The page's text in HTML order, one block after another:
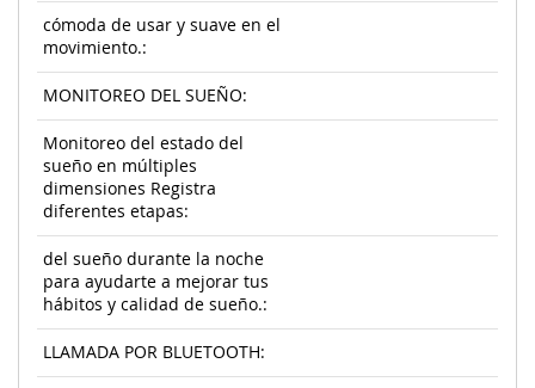
cómoda de usar y suave en el
movimiento.:
MONITOREO DEL SUEÑO:
Monitoreo del estado del
sueño en múltiples
dimensiones Registra
diferentes etapas:
del sueño durante la noche
para ayudarte a mejorar tus
hábitos y calidad de sueño.:
LLAMADA POR BLUETOOTH: